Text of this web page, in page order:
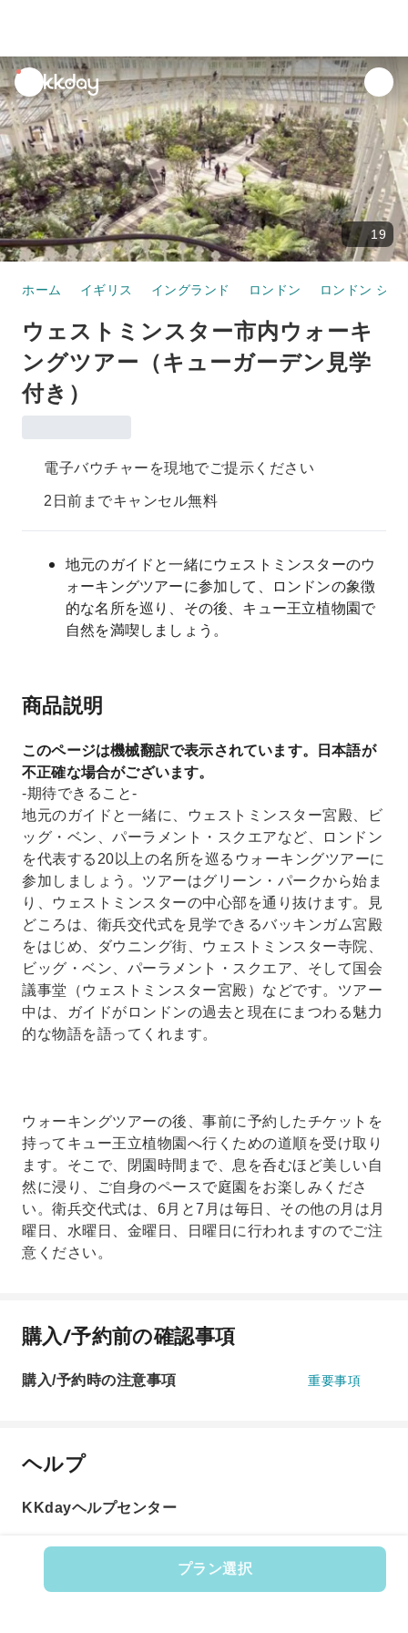
unread
notifications
19
ホーム イギリス イングランド ロンドン ロンドン シテ
ウェストミンスター市内ウォーキ
ングツアー（キューガーデン見学
付き）
電子バウチャーを現地でご提示ください
2日前までキャンセル無料
地元のガイドと一緒にウェストミンスターのウ
ォーキングツアーに参加して、ロンドンの象徴
的な名所を巡り、その後、キュー王立植物園で
自然を満喫しましょう。
プラン選択
商品説明
このページは機械翻訳で表示されています。日本語が
不正確な場合がございます。
-期待できること-
地元のガイドと一緒に、ウェストミンスター宮殿、ビ
ッグ・ベン、パーラメント・スクエアなど、ロンドン
を代表する20以上の名所を巡るウォーキングツアーに
参加しましょう。ツアーはグリーン・パークから始ま
り、ウェストミンスターの中心部を通り抜けます。見
どころは、衛兵交代式を見学できるバッキンガム宮殿
をはじめ、ダウニング街、ウェストミンスター寺院、
ビッグ・ベン、パーラメント・スクエア、そして国会
議事堂（ウェストミンスター宮殿）などです。ツアー
中は、ガイドがロンドンの過去と現在にまつわる魅力
的な物語を語ってくれます。
ウォーキングツアーの後、事前に予約したチケットを
持ってキュー王立植物園へ行くための道順を受け取り
ます。そこで、閉園時間まで、息を呑むほど美しい自
然に浸り、ご自身のペースで庭園をお楽しみくださ
い。衛兵交代式は、6月と7月は毎日、その他の月は月
曜日、水曜日、金曜日、日曜日に行われますのでご注
意ください。
購入/予約前の確認事項
購入/予約時の注意事項 重要事項
ヘルプ
KKdayヘルプセンター
商品番号: 608435